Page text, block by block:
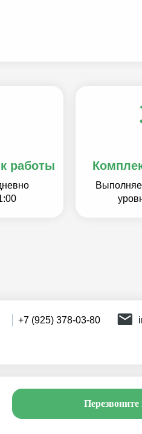
работы
Перезвоните
+7 (925) 378-03-80